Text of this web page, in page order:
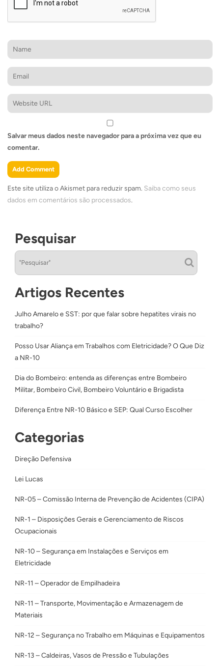
Salvar meus dados neste navegador para a próxima vez que eu
comentar.
Este site utiliza o Akismet para reduzir spam. Saiba como seus
dados em comentários são processados.
Pesquisar
Artigos Recentes
Julho Amarelo e SST: por que falar sobre hepatites virais no
trabalho?
Posso Usar Aliança em Trabalhos com Eletricidade? O Que Diz
a NR-10
Dia do Bombeiro: entenda as diferenças entre Bombeiro
Militar, Bombeiro Civil, Bombeiro Voluntário e Brigadista
Diferença Entre NR-10 Básico e SEP: Qual Curso Escolher
Categorias
Direção Defensiva
Lei Lucas
NR-05 – Comissão Interna de Prevenção de Acidentes (CIPA)
NR-1 – Disposições Gerais e Gerenciamento de Riscos
Ocupacionais
NR-10 – Segurança em Instalações e Serviços em
Eletricidade
NR-11 – Operador de Empilhadeira
NR-11 – Transporte, Movimentação e Armazenagem de
Materiais
NR-12 – Segurança no Trabalho em Máquinas e Equipamentos
NR-13 – Caldeiras, Vasos de Pressão e Tubulações